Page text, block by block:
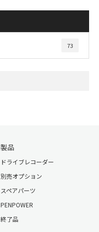
73
製品
ドライブレコーダー
別売オプション
スペアパーツ
PENPOWER
終了品